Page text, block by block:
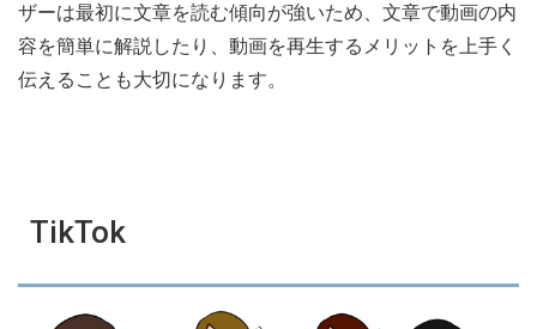
ザーは最初に文章を読む傾向が強いため、文章で動画の内
容を簡単に解説したり、動画を再生するメリットを上手く
伝えることも大切になります。
TikTok